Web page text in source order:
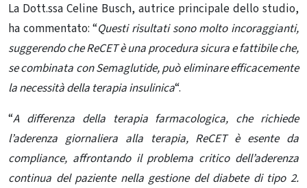
La Dott.ssa Celine Busch, autrice principale dello studio,
ha commentato: “Questi risultati sono molto incoraggianti,
suggerendo che ReCET è una procedura sicura e fattibile che,
se combinata con Semaglutide, può eliminare efficacemente
la necessità della terapia insulinica“.
“A differenza della terapia farmacologica, che richiede
l’aderenza giornaliera alla terapia, ReCET è esente da
compliance, affrontando il problema critico dell’aderenza
continua del paziente nella gestione del diabete di tipo 2.